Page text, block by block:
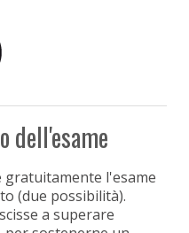
dell'esame
l'esame
(due possibilità).
a superare